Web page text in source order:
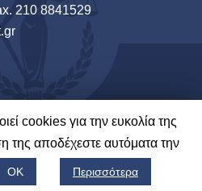
210 8841529
| Ανάπτυξη και Φιλοξενία:
cookies για την ευκολία της
της αποδέχεστε αυτόματα την
ΟΚ Περισσότερα